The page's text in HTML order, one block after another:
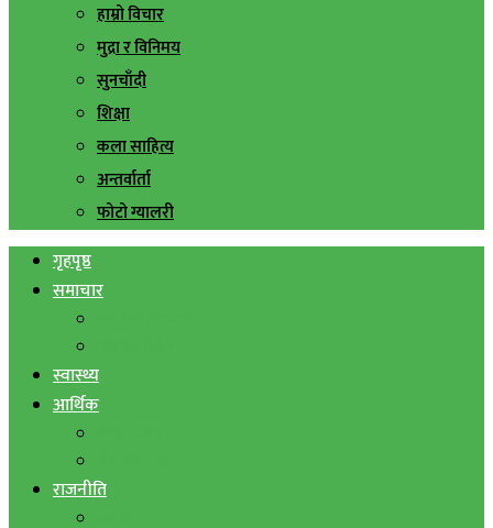
हाम्रो विचार
मुद्रा र विनिमय
सुनचाँदी
शिक्षा
कला साहित्य
अन्तर्वार्ता
फोटो ग्यालरी
गृहपृष्ठ
समाचार
स्वास्थ्य
आर्थिक
राजनीति